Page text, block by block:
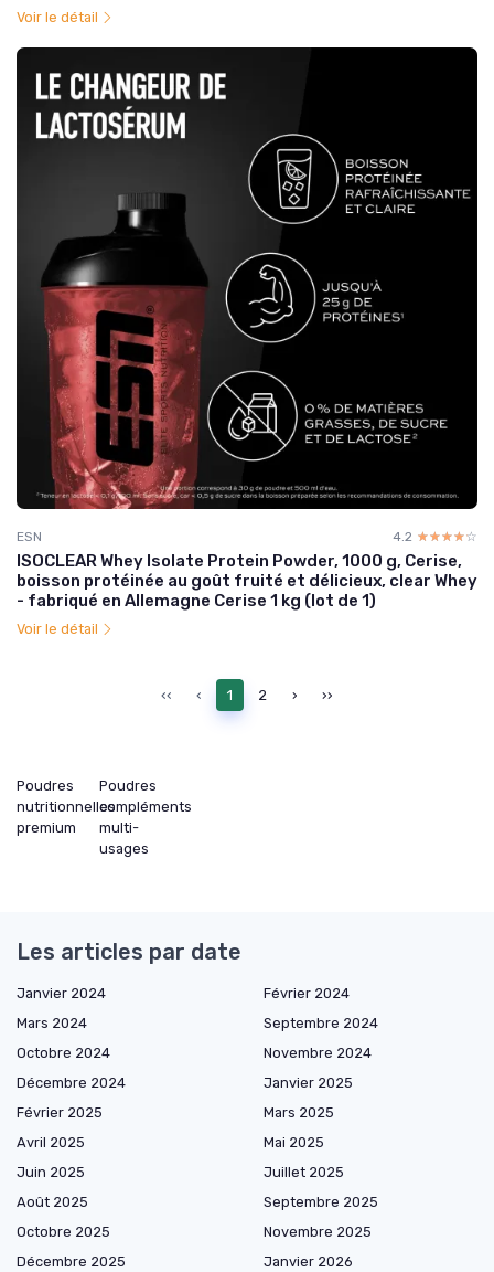
Voir le détail
ESN 4.2 ☆☆☆☆☆
★★★★★
ISOCLEAR Whey Isolate Protein Powder, 1000 g, Cerise,
boisson protéinée au goût fruité et délicieux, clear Whey
- fabriqué en Allemagne Cerise 1 kg (lot de 1)
Voir le détail
‹‹ ‹ 1 2 › ››
Poudres
nutritionnelles
premium
Poudres
compléments
multi-
usages
Les articles par date
Janvier 2024
Février 2024
Mars 2024
Septembre 2024
Octobre 2024
Novembre 2024
Décembre 2024
Janvier 2025
Février 2025
Mars 2025
Avril 2025
Mai 2025
Juin 2025
Juillet 2025
Août 2025
Septembre 2025
Octobre 2025
Novembre 2025
Décembre 2025
Janvier 2026